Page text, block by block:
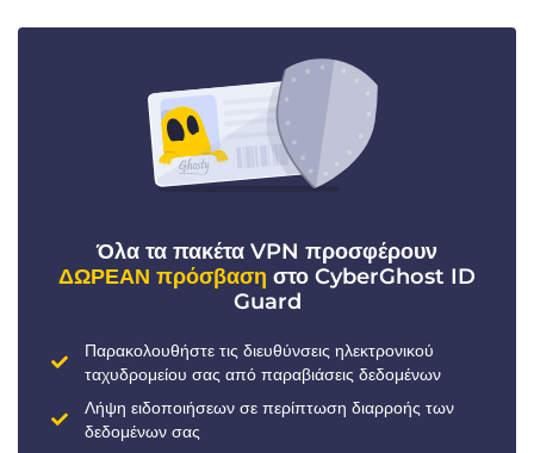
Όλα τα πακέτα VPN προσφέρουν
ΔΩΡΕΑΝ πρόσβαση στο CyberGhost ID
Guard
Παρακολουθήστε τις διευθύνσεις ηλεκτρονικού
ταχυδρομείου σας από παραβιάσεις δεδομένων
Λήψη ειδοποιήσεων σε περίπτωση διαρροής των
δεδομένων σας